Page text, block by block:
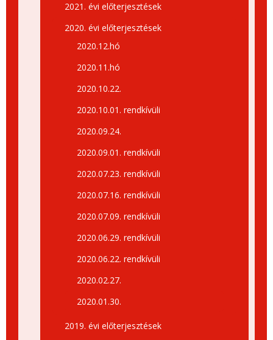
2021. évi előterjesztések
2020. évi előterjesztések
2020.12.hó
2020.11.hó
2020.10.22.
2020.10.01. rendkívüli
2020.09.24.
2020.09.01. rendkívüli
2020.07.23. rendkívüli
2020.07.16. rendkívüli
2020.07.09. rendkívüli
2020.06.29. rendkívüli
2020.06.22. rendkívüli
2020.02.27.
2020.01.30.
2019. évi előterjesztések